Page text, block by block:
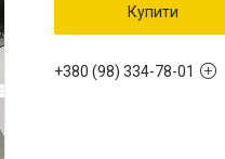
Купити
+380 (98) 334-78-01